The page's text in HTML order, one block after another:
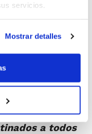
servicios.
Mostrar detalles
red
a todos